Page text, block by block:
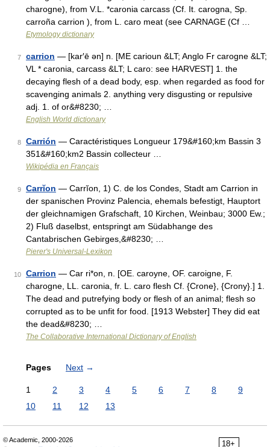
charogne), from V.L. *caronia carcass (Cf. It. carogna, Sp.
carroña carrion ), from L. caro meat (see CARNAGE (Cf …
Etymology dictionary
7 carrion — [kar′ē ən] n. [ME carioun &LT; Anglo Fr carogne &LT;
VL * caronia, carcass &LT; L caro: see HARVEST] 1. the
decaying flesh of a dead body, esp. when regarded as food for
scavenging animals 2. anything very disgusting or repulsive
adj. 1. of or&#8230; …
English World dictionary
8 Carrión — Caractéristiques Longueur 179&#160;km Bassin 3
351&#160;km2 Bassin collecteur …
Wikipédia en Français
9 Carrĭon — Carrĭon, 1) C. de los Condes, Stadt am Carrion in
der spanischen Provinz Palencia, ehemals befestigt, Hauptort
der gleichnamigen Grafschaft, 10 Kirchen, Weinbau; 3000 Ew.;
2) Fluß daselbst, entspringt am Südabhange des
Cantabrischen Gebirges,&#8230; …
Pierer's Universal-Lexikon
10 Carrion — Car ri*on, n. [OE. caroyne, OF. caroigne, F.
charogne, LL. caronia, fr. L. caro flesh Cf. {Crone}, {Crony}.] 1.
The dead and putrefying body or flesh of an animal; flesh so
corrupted as to be unfit for food. [1913 Webster] They did eat
the dead&#8230; …
The Collaborative International Dictionary of English
Pages Next →
1 2 3 4 5 6 7 8
9
10
11 12 13
18+
© Academic, 2000-2026